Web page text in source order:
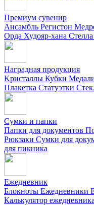
Премиум сувенир
Ансамбль Регистон
Орда Худояр-хана
Наградная продукция
Kристаллы Кубки
Плакетка Статуэтки
Сумки и папки
Папки для документов
Рюкзаки Сумки для
для пикника
Ежедневник
Блокноты Ежедневники
Калькулятор ежедневника